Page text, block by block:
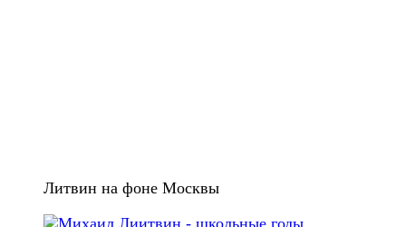
Литвин на фоне Москвы